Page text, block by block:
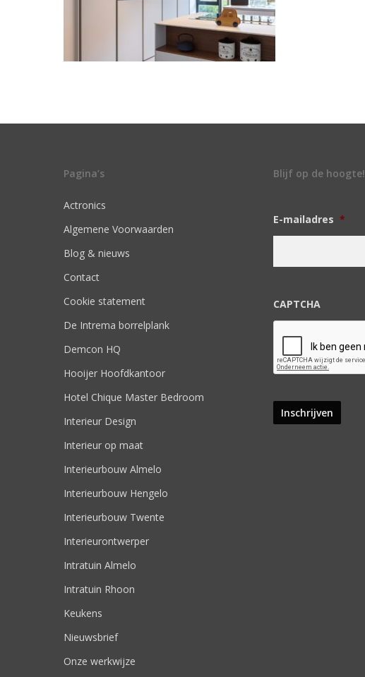
Pagina’s
Actronics
Algemene Voorwaarden
Blog & nieuws
Contact
Cookie statement
De Intrema borrelplank
Demcon HQ
Hooijer Hoofdkantoor
Hotel Chique Master Bedroom
Interieur Design
Interieur op maat
Interieurbouw Almelo
Interieurbouw Hengelo
Interieurbouw Twente
Interieurontwerper
Intratuin Almelo
Intratuin Rhoon
Keukens
Nieuwsbrief
Onze werkwijze
Blijf op de hoogte!
E-mailadres *
CAPTCHA